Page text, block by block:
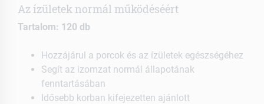
Az ízületek normál működéséért
Tartalom: 120 db
Hozzájárul a porcok és az ízületek egészségéhez
Segít az izomzat normál állapotának
fenntartásában
Idősebb korban kifejezetten ajánlott